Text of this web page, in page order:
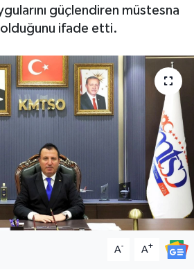
güçlendiren müstesna
ifade etti.
A- A+